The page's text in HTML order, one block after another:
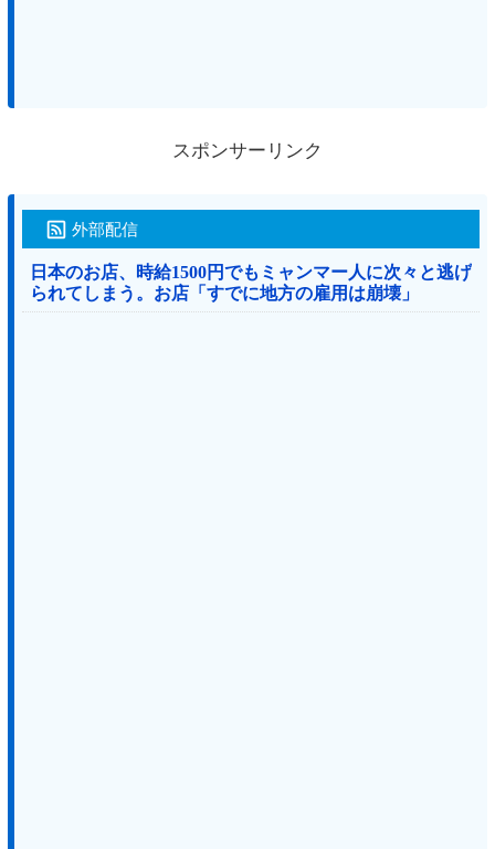
スポンサーリンク
外部配信
日本のお店、時給1500円でもミャンマー人に次々と逃げ
られてしまう。お店「すでに地方の雇用は崩壊」